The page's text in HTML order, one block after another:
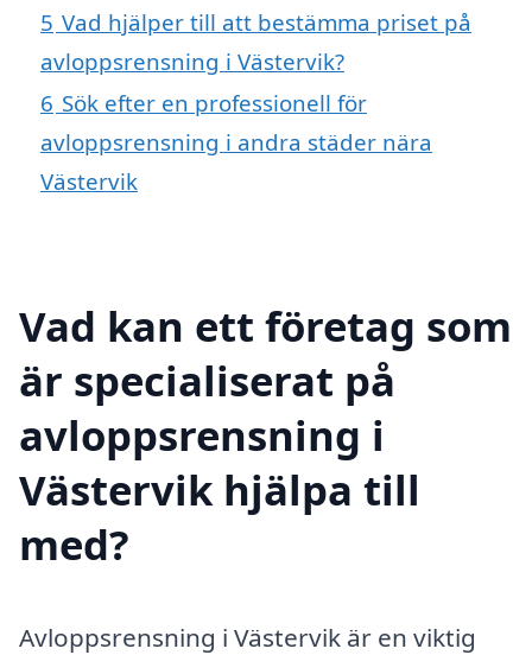
5 Vad hjälper till att bestämma priset på
avloppsrensning i Västervik?
6 Sök efter en professionell för
avloppsrensning i andra städer nära
Västervik
Vad kan ett företag som
är specialiserat på
avloppsrensning i
Västervik hjälpa till
med?
Avloppsrensning i Västervik är en viktig